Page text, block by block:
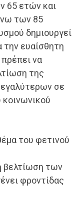
65 ετών και
των 85
δημιουργεί
την ευαίσθητη
να
της
σε
του φετινού
βελτίωση των
φροντίδας